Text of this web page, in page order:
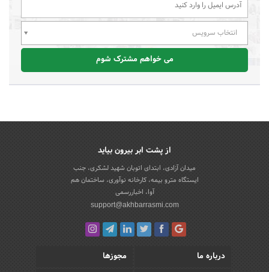
انتخاب سرویس
می خواهم مشترک شوم
از پشت ابر بیرون بیاید
میدان آزادی، ابتدای اتوبان شهید لشکری، جنب
ایستگاه مترو بیمه، کارخانه نوآوری، ساختمان هم
آوا، اخباررسمی
support@akhbarrasmi.com
درباره ما
مجوزها